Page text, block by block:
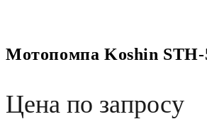
Мотопомпа Koshin STH-
Цена по запросу